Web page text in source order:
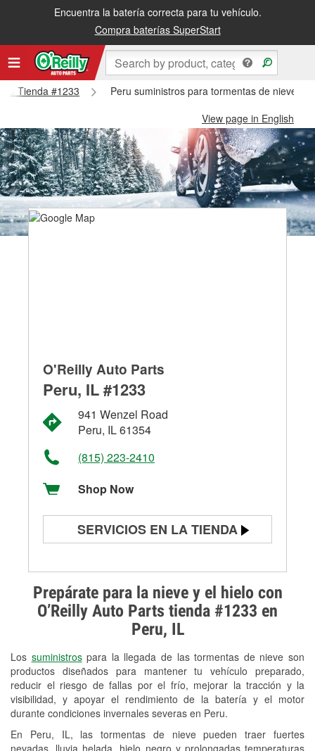
Encuentra la batería correcta para tu vehículo.
Compra baterías SuperStart
Tienda #1233
Peru suministros para tormentas de nieve -
View page in English
Prepárate para la nieve y el hielo con
O’Reilly Auto Parts tienda #1233 en
Peru, IL
Los suministrospara la llegada de las tormentas de nieve son
productos diseñados para mantener tu vehículo preparado,
reducir el riesgo de fallas por el frío, mejorar la tracción y la
visibilidad, y apoyar el rendimiento de la batería y el motor
durante condiciones invernales severas en Peru.
En Peru, IL, las tormentas de nieve pueden traer fuertes
O'Reilly Auto Parts
Peru, IL #1233
941 Wenzel Road
Peru, IL 61354
(815) 223-2410
Shop Now
SERVICIOS EN LA TIENDA
Prueba de alternadores y
arrancadores
Revisión de la luz "Check Engine"
Reciclaje de baterías y aceite
Instalación de bombillas de faros
Instalación de limpiaparabrisas
Programa de Préstamo de